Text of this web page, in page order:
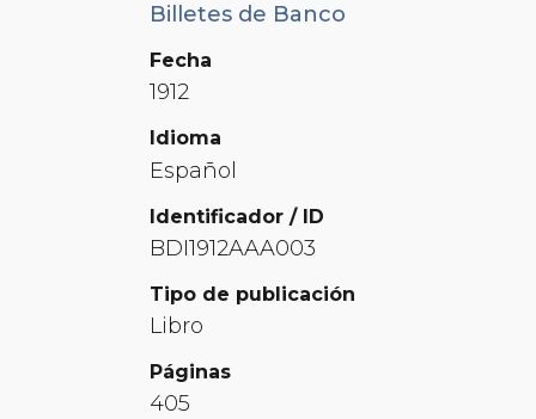
Billetes de Banco
Fecha
1912
Idioma
Español
Identificador / ID
BDI1912AAA003
Tipo de publicación
Libro
Páginas
405